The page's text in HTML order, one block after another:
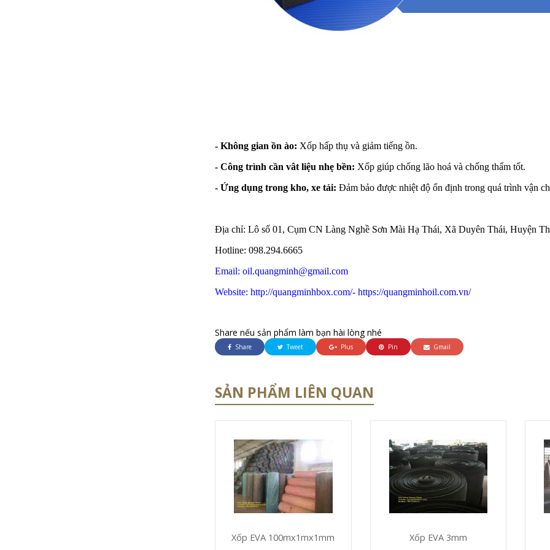
- Không gian ồn ào: Xốp hấp thụ và giảm tiếng ồn.
- Công trình cần vât liệu nhẹ bền: Xốp giúp chống lão hoá và chống thấm tốt.
- Ứng dụng trong kho, xe tải: Đảm bảo được nhiệt độ ổn định trong quá trình vận
Địa chỉ: Lô số 01, Cụm CN Làng Nghề Sơn Mài Hạ Thái, Xã Duyên Thái, Huyện
Hotline: 098.294.6665
Email: oil.quangminh@gmail.com
Website: http://quangminhbox.com/- https://quangminhoil.com.vn/
Share nếu sản phẩm làm bạn hài lòng nhé
Share Tweet Plus Pin Gmail
SẢN PHẨM LIÊN QUAN
Xốp EVA 100mx1mx1mm Xốp EVA 3mm